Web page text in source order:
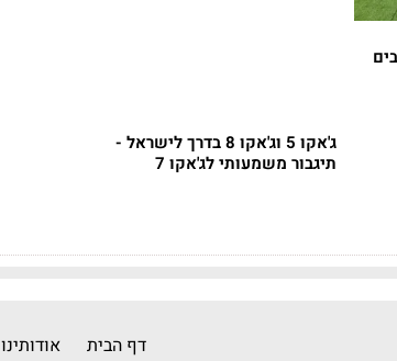
ג'אקו 5 וג'אקו 8 בדרך לישראל -
תיגבור משמעותי לג'אקו 7
דף הבית אודותינו